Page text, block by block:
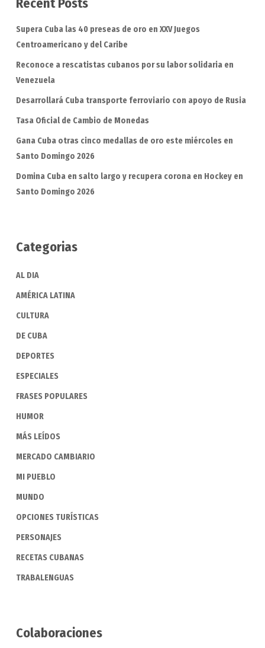
Recent Posts
Supera Cuba las 40 preseas de oro en XXV Juegos
Centroamericano y del Caribe
Reconoce a rescatistas cubanos por su labor solidaria en
Venezuela
Desarrollará Cuba transporte ferroviario con apoyo de Rusia
Tasa Oficial de Cambio de Monedas
Gana Cuba otras cinco medallas de oro este miércoles en
Santo Domingo 2026
Domina Cuba en salto largo y recupera corona en Hockey en
Santo Domingo 2026
Categorias
AL DIA
AMÉRICA LATINA
CULTURA
DE CUBA
DEPORTES
ESPECIALES
FRASES POPULARES
HUMOR
MÁS LEÍDOS
MERCADO CAMBIARIO
MI PUEBLO
MUNDO
OPCIONES TURÍSTICAS
PERSONAJES
RECETAS CUBANAS
TRABALENGUAS
Colaboraciones